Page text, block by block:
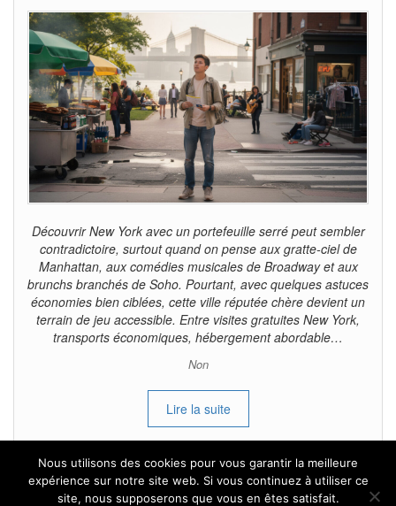
Découvrir New York avec un portefeuille serré peut sembler
contradictoire, surtout quand on pense aux gratte-ciel de
Manhattan, aux comédies musicales de Broadway et aux
brunchs branchés de Soho. Pourtant, avec quelques astuces
économies bien ciblées, cette ville réputée chère devient un
terrain de jeu accessible. Entre visites gratuites New York,
transports économiques, hébergement abordable…
Non
Lire la suite
Nous utilisons des cookies pour vous garantir la meilleure
expérience sur notre site web. Si vous continuez à utiliser ce
site, nous supposerons que vous en êtes satisfait.